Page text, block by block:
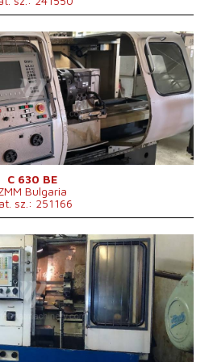
0
igen
630 mm
1000 mm
nem
103 mm
igen
430 mm
C 630 BE
Bulgaria
sz.: 251166
1991
igen
- - -
110 mm
300 mm
nem
50 mm
40 mm